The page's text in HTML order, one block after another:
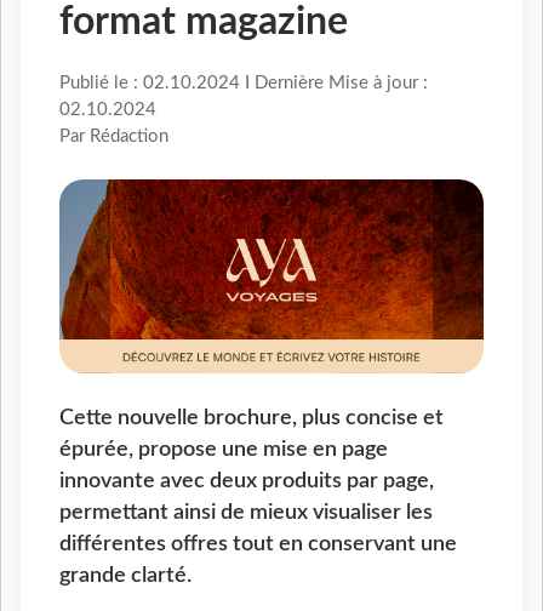
format magazine
Publié le : 02.10.2024 I Dernière Mise à jour :
02.10.2024
Par Rédaction
Cette nouvelle brochure, plus concise et
épurée, propose une mise en page
innovante avec deux produits par page,
permettant ainsi de mieux visualiser les
différentes offres tout en conservant une
grande clarté.